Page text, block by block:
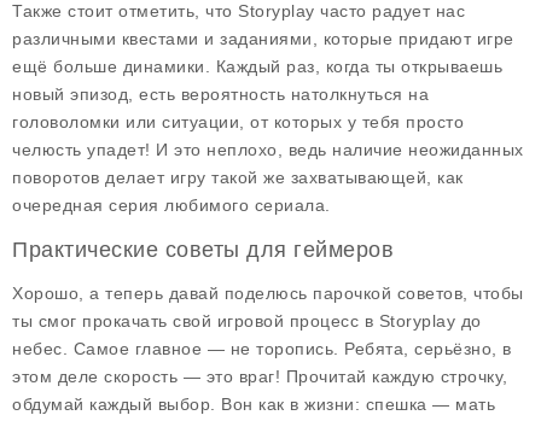
Также стоит отметить, что Storyplay часто радует нас
различными квестами и заданиями, которые придают игре
ещё больше динамики. Каждый раз, когда ты открываешь
новый эпизод, есть вероятность натолкнуться на
головоломки или ситуации, от которых у тебя просто
челюсть упадет! И это неплохо, ведь наличие неожиданных
поворотов делает игру такой же захватывающей, как
очередная серия любимого сериала.
Практические советы для геймеров
Хорошо, а теперь давай поделюсь парочкой советов, чтобы
ты смог прокачать свой игровой процесс в Storyplay до
небес. Самое главное — не торопись. Ребята, серьёзно, в
этом деле скорость — это враг! Прочитай каждую строчку,
обдумай каждый выбор. Вон как в жизни: спешка — мать